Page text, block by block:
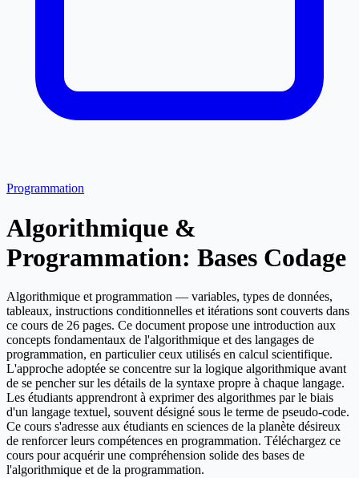
Programmation
Algorithmique &
Programmation: Bases Codage
Algorithmique et programmation — variables, types de données,
tableaux, instructions conditionnelles et itérations sont couverts dans
ce cours de 26 pages. Ce document propose une introduction aux
concepts fondamentaux de l'algorithmique et des langages de
programmation, en particulier ceux utilisés en calcul scientifique.
L'approche adoptée se concentre sur la logique algorithmique avant
de se pencher sur les détails de la syntaxe propre à chaque langage.
Les étudiants apprendront à exprimer des algorithmes par le biais
d'un langage textuel, souvent désigné sous le terme de pseudo-code.
Ce cours s'adresse aux étudiants en sciences de la planète désireux
de renforcer leurs compétences en programmation. Téléchargez ce
cours pour acquérir une compréhension solide des bases de
l'algorithmique et de la programmation.